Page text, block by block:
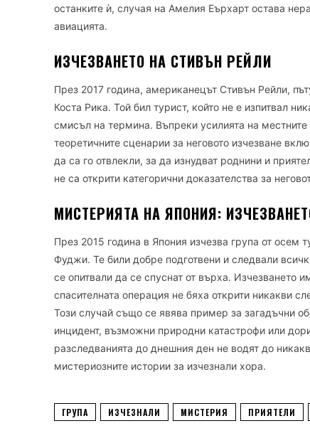
останките ѝ, случая на Амелия Еърхарт остава
авиацията.
ИЗЧЕЗВАНЕТО НА СТИВЪН РЕЙЛИ
През 2017 година, американецът Стивън Рейли,
Коста Рика. Той бил турист, който не е изпитвал
смисъл на термина. Въпреки усилията на
теоретичните сценарии за неговото изчезване
да са го отвлекли, за да изнудват роднини и
не са открити категорични доказателства за
МИСТЕРИЯТА НА ЯПОНИЯ:
През 2015 година в Япония изчезва група от осем
Фуджи. Те били добре подготвени и следвали
се опитвали да се спуснат от върха. Изчезването
спасителната операция не бяха открити никакви
Този случай също се явява пример за загадъчни
инцидент, възможни природни катастрофи или
разследванията до днешния ден не водят до
мистериозните истории за изчезнали хора.
ГРУПА ИЗЧЕЗНАЛИ МИСТЕРИЯ ПРИЯТЕЛИ